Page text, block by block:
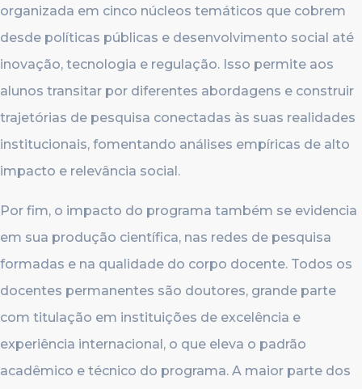
organizada em cinco núcleos temáticos que cobrem
desde políticas públicas e desenvolvimento social até
inovação, tecnologia e regulação. Isso permite aos
alunos transitar por diferentes abordagens e construir
trajetórias de pesquisa conectadas às suas realidades
institucionais, fomentando análises empíricas de alto
impacto e relevância social.
Por fim, o impacto do programa também se evidencia
em sua produção científica, nas redes de pesquisa
formadas e na qualidade do corpo docente. Todos os
docentes permanentes são doutores, grande parte
com titulação em instituições de excelência e
experiência internacional, o que eleva o padrão
acadêmico e técnico do programa. A maior parte dos